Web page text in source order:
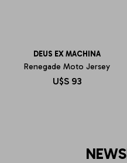
DEUS EX MACHINA
Renegade Moto Jersey
U$S 93